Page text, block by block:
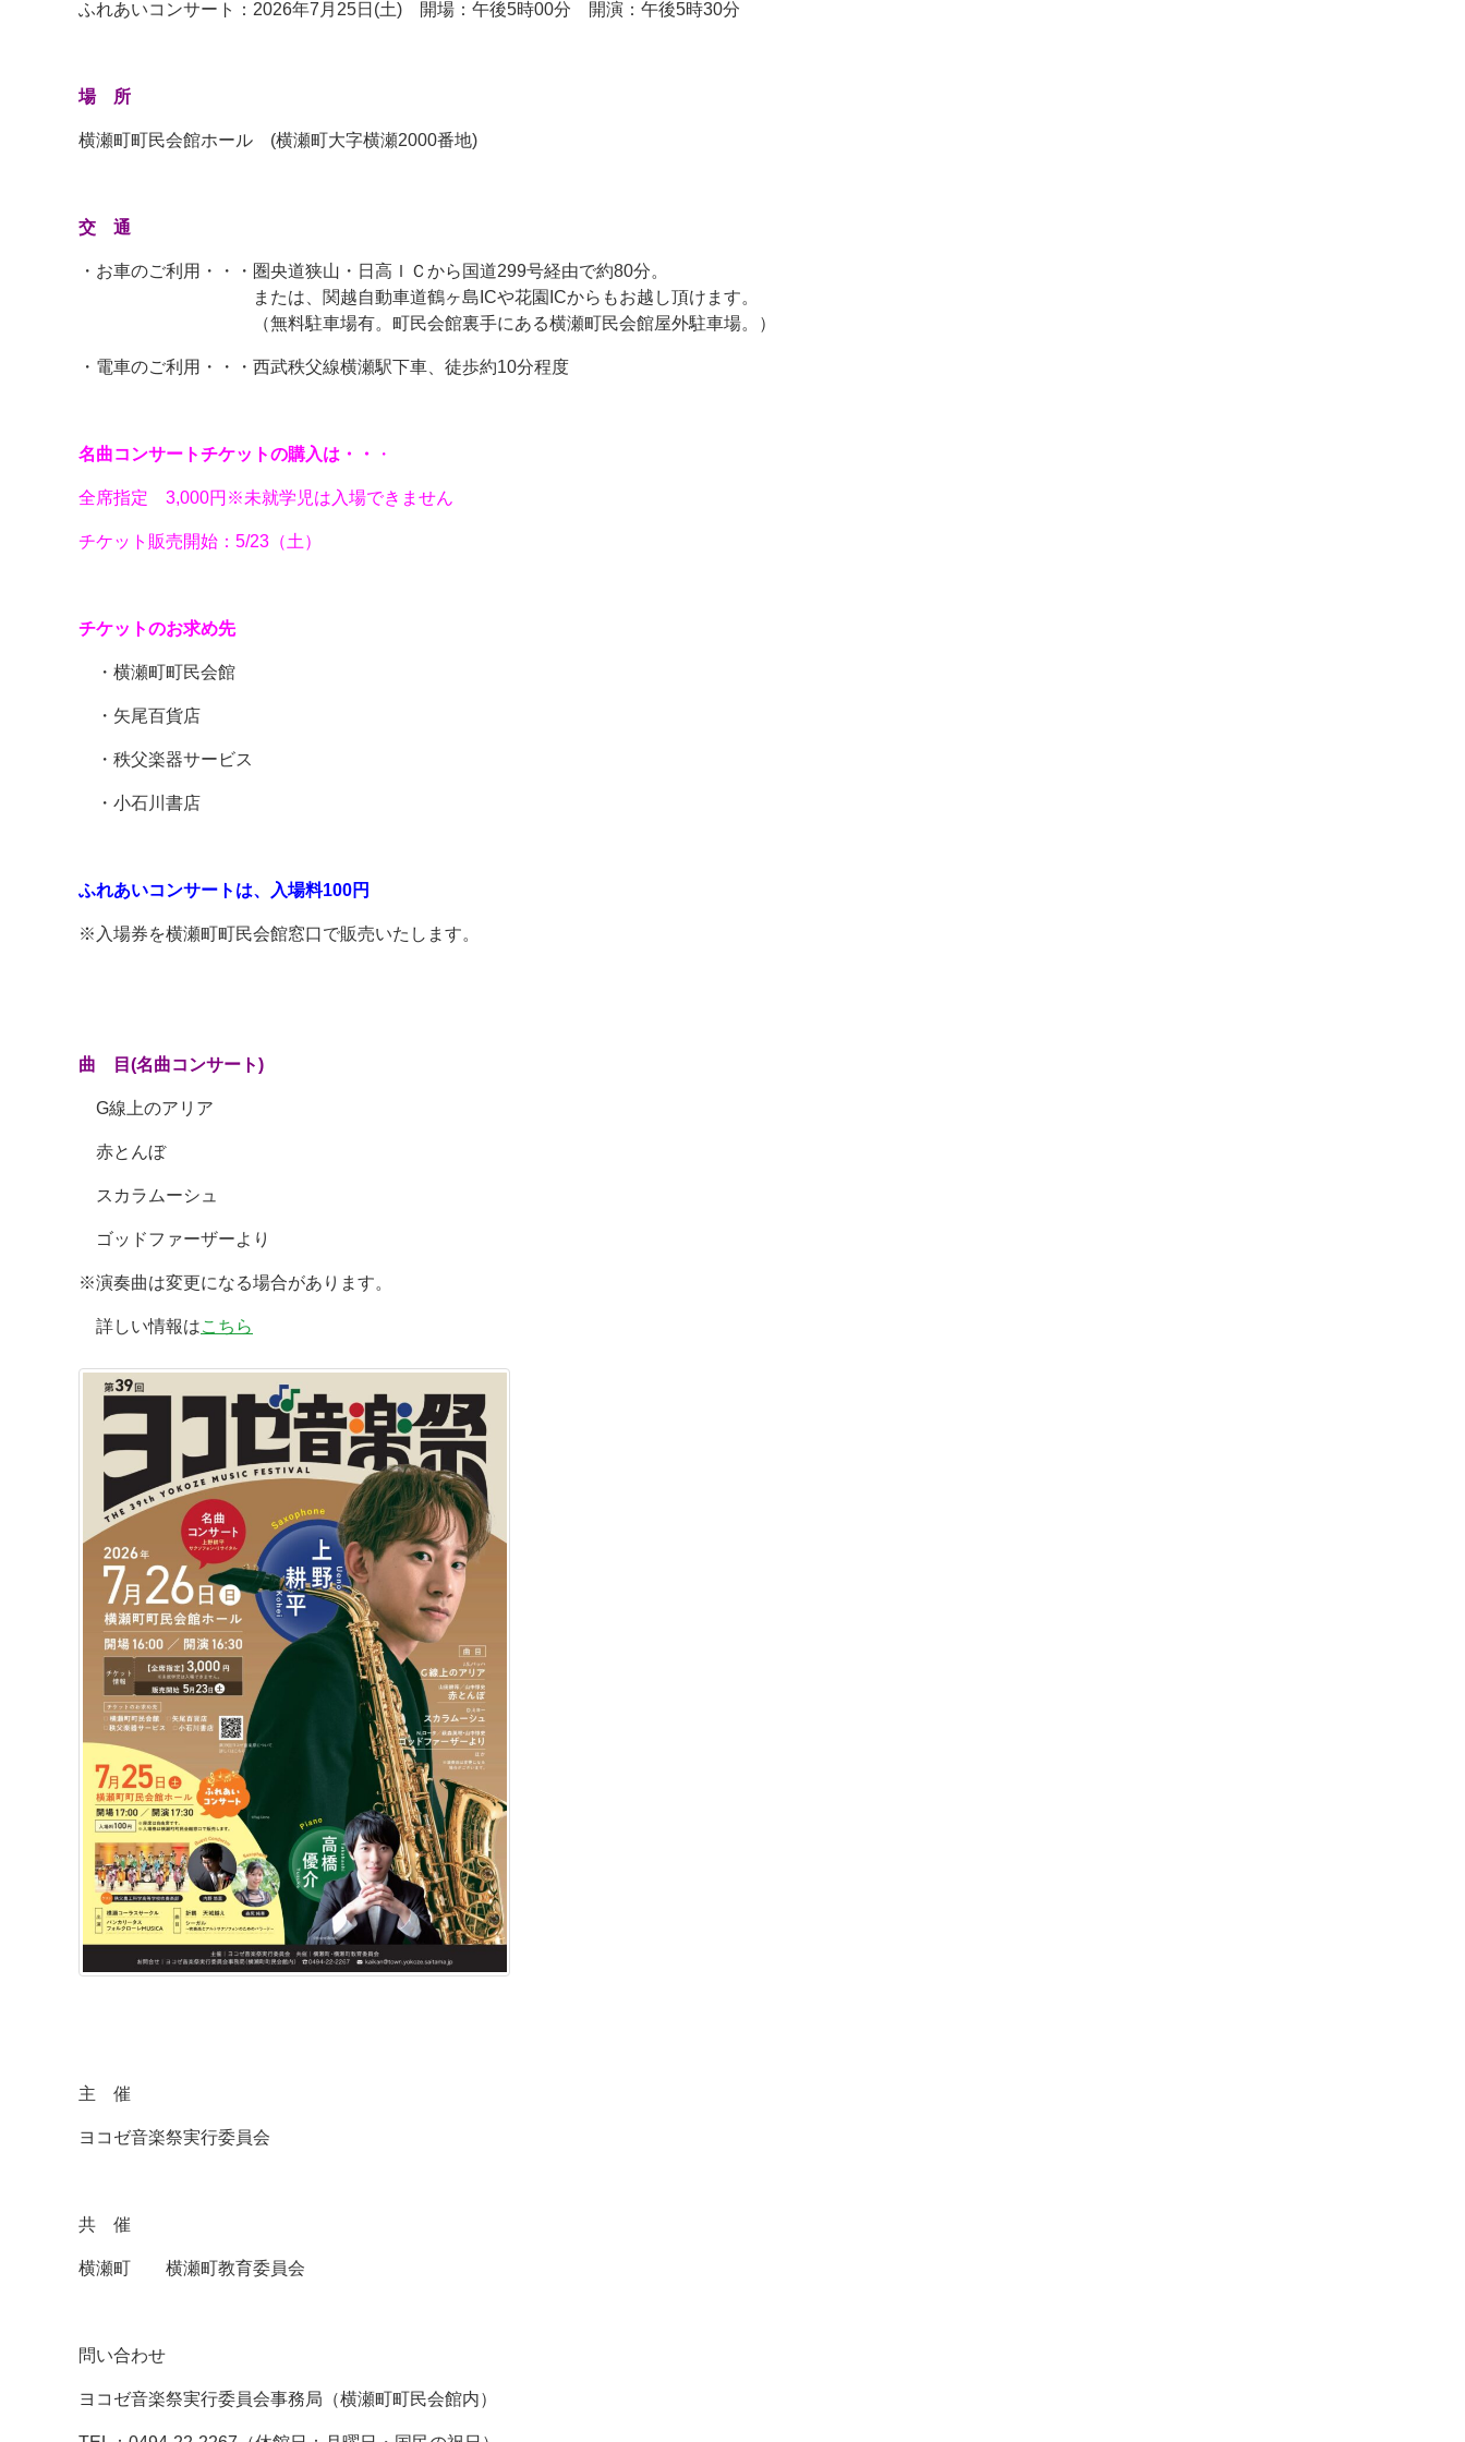
ふれあいコンサート：2026年7月25日(土) 開場：午後5時00分 開演：午後5時30分
場 所
横瀬町町民会館ホール (横瀬町大字横瀬2000番地)
交 通
・お車のご利用・・・圏央道狭山・日高ＩＣから国道299号経由で約80分。
または、関越自動車道鶴ヶ島ICや花園ICからもお越し頂けます。
（無料駐車場有。町民会館裏手にある横瀬町民会館屋外駐車場。）
・電車のご利用・・・西武秩父線横瀬駅下車、徒歩約10分程度
名曲コンサートチケットの購入は・・ ・
全席指定 3,000円※未就学児は入場できません
チケット販売開始：5/23（土）
チケットのお求め先
・横瀬町町民会館
・矢尾百貨店
・秩父楽器サービス
・小石川書店
ふれあいコンサートは、入場料100円
※入場券を横瀬町町民会館窓口で販売いたします。
曲 目(名曲コンサート)
G線上のアリア
赤とんぼ
スカラムーシュ
ゴッドファーザーより
※演奏曲は変更になる場合があります。
詳しい情報はこちら
主 催
ヨコゼ音楽祭実行委員会
共 催
横瀬町 横瀬町教育委員会
問い合わせ
ヨコゼ音楽祭実行委員会事務局（横瀬町町民会館内）